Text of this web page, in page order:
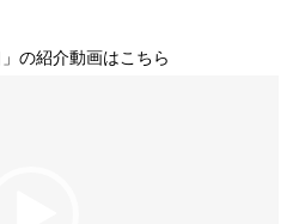
の紹介動画はこちら